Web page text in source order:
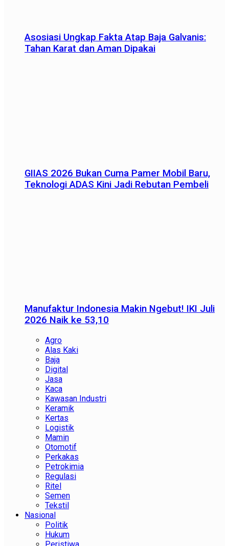
Asosiasi Ungkap Fakta Atap Baja Galvanis:
Tahan Karat dan Aman Dipakai
GIIAS 2026 Bukan Cuma Pamer Mobil Baru,
Teknologi ADAS Kini Jadi Rebutan Pembeli
Manufaktur Indonesia Makin Ngebut! IKI Juli
2026 Naik ke 53,10
Agro
Alas Kaki
Baja
Digital
Jasa
Kaca
Kawasan Industri
Keramik
Kertas
Logistik
Mamin
Otomotif
Perkakas
Petrokimia
Regulasi
Ritel
Semen
Tekstil
Nasional
Politik
Hukum